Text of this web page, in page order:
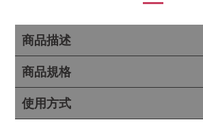
商品描述
商品規格
使用方式